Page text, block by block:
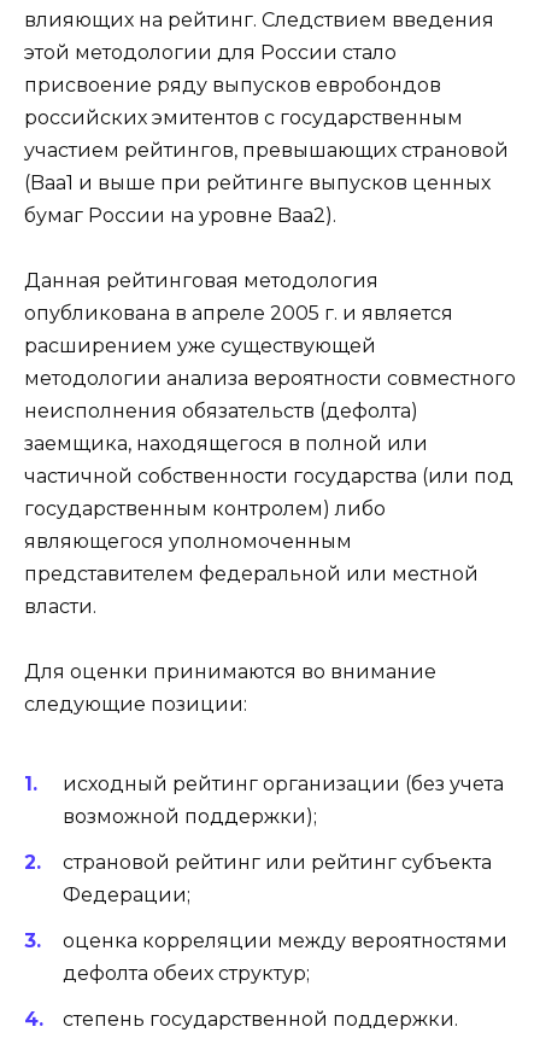
влияющих на рейтинг. Следствием введения
этой методологии для России стало
присвоение ряду выпусков евробондов
российских эмитентов с государственным
участием рейтингов, превышающих страновой
(Baa1 и выше при рейтинге выпусков ценных
бумаг России на уровне Baa2).
Данная рейтинговая методология
опубликована в апреле 2005 г. и является
расширением уже существующей
методологии анализа вероятности совместного
неисполнения обязательств (дефолта)
заемщика, находящегося в полной или
частичной собственности государства (или под
государственным контролем) либо
являющегося уполномоченным
представителем федеральной или местной
власти.
Для оценки принимаются во внимание
следующие позиции:
исходный рейтинг организации (без учета
возможной поддержки);
страновой рейтинг или рейтинг субъекта
Федерации;
оценка корреляции между вероятностями
дефолта обеих структур;
степень государственной поддержки.